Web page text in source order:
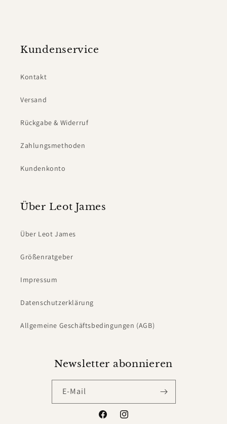
Kundenservice
Kontakt
Versand
Rückgabe & Widerruf
Zahlungsmethoden
Kundenkonto
Über Leot James
Über Leot James
Größenratgeber
Impressum
Datenschutzerklärung
Allgemeine Geschäftsbedingungen (AGB)
Newsletter abonnieren
E-Mail
FacebookInstagram